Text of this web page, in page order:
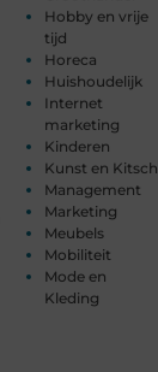
Hobby en vrije
tijd
Horeca
Huishoudelijk
Internet
marketing
Kinderen
Kunst en Kitsch
Management
Marketing
Meubels
Mobiliteit
Mode en
Kleding